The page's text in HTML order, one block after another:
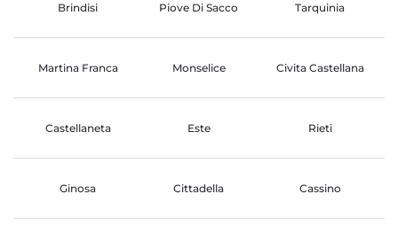
Brindisi Piove Di Sacco Tarquinia
Martina Franca Monselice Civita Castellana
Castellaneta Este Rieti
Ginosa Cittadella Cassino